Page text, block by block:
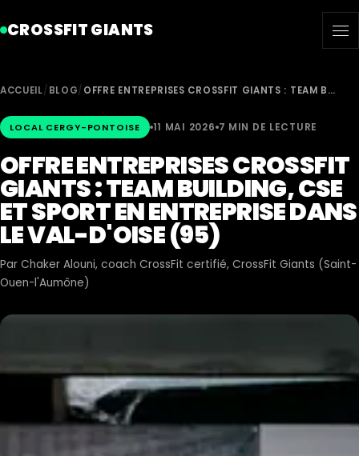
CROSSFIT GIANTS
ACCUEIL/ BLOG/ OFFRE ENTREPRISES CROSSFIT GIANTS : TEAM B…
LOCAL CERGY-PONTOISE 11 MAI 2026 7 MIN DE LECTURE
OFFRE ENTREPRISES CROSSFIT
GIANTS : TEAM BUILDING, CSE
ET SPORT EN ENTREPRISE DANS
LE VAL-D'OISE (95)
Par Chaker Alouni, coach CrossFit certifié, CrossFit Giants (Saint-
Ouen-l'Aumône)